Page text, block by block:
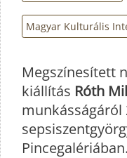
Magyar Kulturális
Megszínesített
kiállítás Róth
munkásságáról
Pincegalériában.